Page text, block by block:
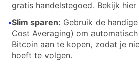
gratis handelstegoed. Bekijk hier
•Slim sparen: Gebruik de
Cost Averaging) om
Bitcoin aan te kopen, zodat je
hoeft te volgen.